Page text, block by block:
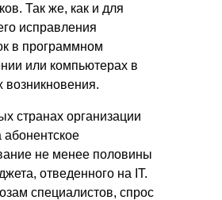
Так же, как и для
исправления
в программном
или компьютерах в
возникновения.
странах организации
абонентское
не менее половины
отведенного на IT.
специалистов, спрос